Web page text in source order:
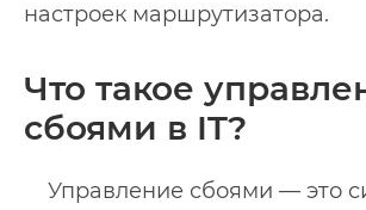
настроек маршрутизатора.
Что такое
сбоями в IT?
Управление сбоями — это